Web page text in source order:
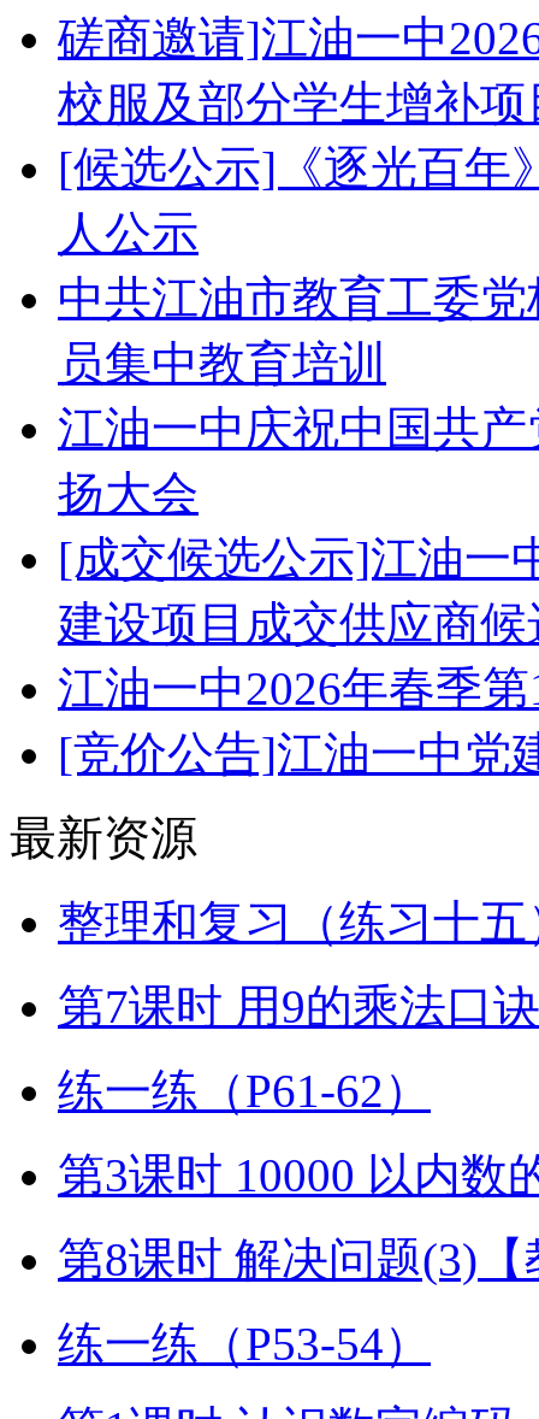
磋商邀请]江油一中
校服及部分学生增补项
[候选公示]《逐光百年
人公示
中共江油市教育工委
员集中教育培训
江油一中庆祝中国共
扬大会
[成交候选公示]江油一
建设项目成交供应商
江油一中2026年春季
[竞价公告]江油一中党
最新资源
整理和复习（练习十五
第7课时 用9的乘法口
练一练（P61-62）
第3课时 10000 以内数
第8课时 解决问题(3)
练一练（P53-54）